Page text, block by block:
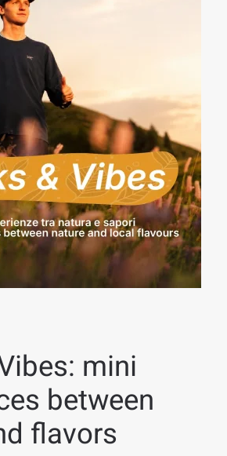
mini
between
flavors